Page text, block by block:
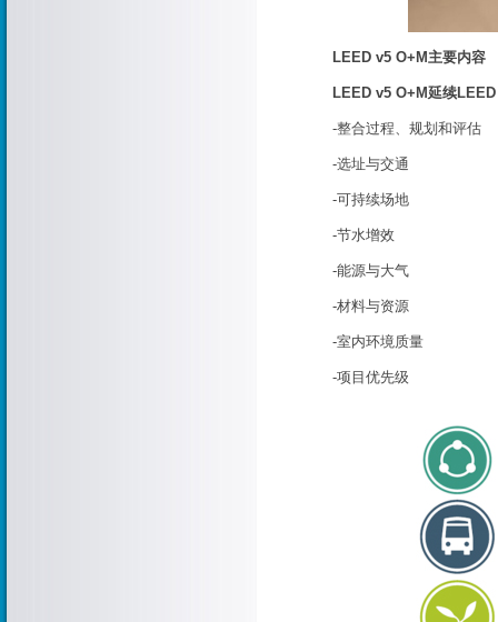
LEED v5 O+M主要内容
LEED v5 O+M延续
-整合过程、规划和评估
-选址与交通
-可持续场地
-节水增效
-能源与大气
-材料与资源
-室内环境质量
-项目优先级